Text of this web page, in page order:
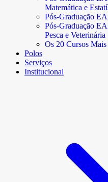
Matemática e
Pós-Graduação
Pós-Graduação
Pesca e Veterinária
Os 20 Cursos
Polos
Serviços
Institucional